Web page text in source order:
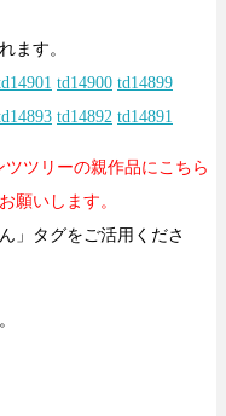
ます。
td14900 td14899
td14892 td14891
ツリーの親作品にこちら
願いします。
」タグをご活用くださ